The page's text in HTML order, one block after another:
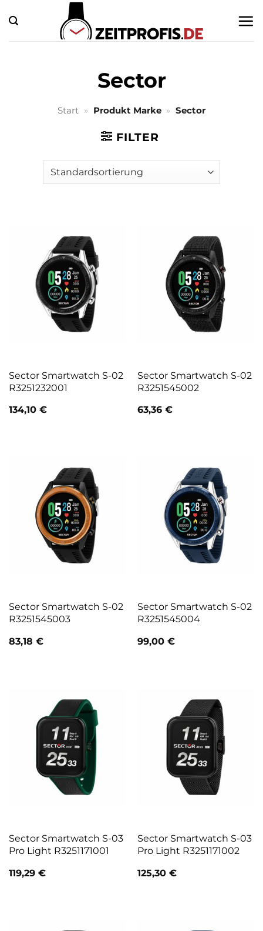
Inhalt
springen
Sector
Start » Produkt Marke » Sector
FILTER
Sector Smartwatch S-02
R3251232001
134,10 €
Sector Smartwatch S-02
R3251545002
63,36 €
Sector Smartwatch S-02
R3251545003
83,18 €
Sector Smartwatch S-02
R3251545004
99,00 €
Sector Smartwatch S-03
Pro Light R3251171001
119,29 €
Sector Smartwatch S-03
Pro Light R3251171002
125,30 €